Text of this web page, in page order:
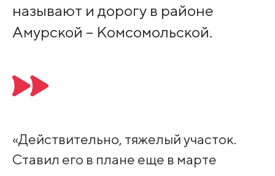
называют и дорогу в районе
Амурской – Комсомольской.
«Действительно, тяжелый участок.
Ставил его в плане еще в марте